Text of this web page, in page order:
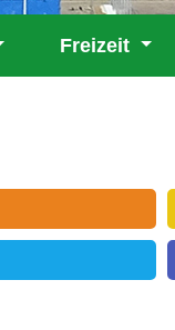
Freizeit